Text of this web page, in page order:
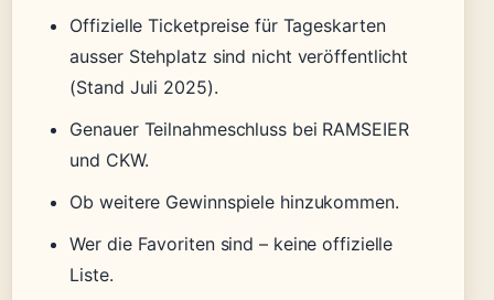
Offizielle Ticketpreise für Tageskarten
ausser Stehplatz sind nicht veröffentlicht
(Stand Juli 2025).
Genauer Teilnahmeschluss bei RAMSEIER
und CKW.
Ob weitere Gewinnspiele hinzukommen.
Wer die Favoriten sind – keine offizielle
Liste.